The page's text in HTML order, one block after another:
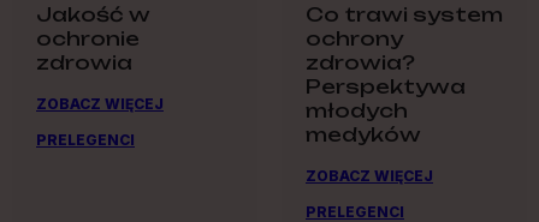
Jakość w
ochronie
zdrowia
ZOBACZ WIĘCEJ
PRELEGENCI
Co trawi system
ochrony
zdrowia?
Perspektywa
młodych
medyków
ZOBACZ WIĘCEJ
PRELEGENCI